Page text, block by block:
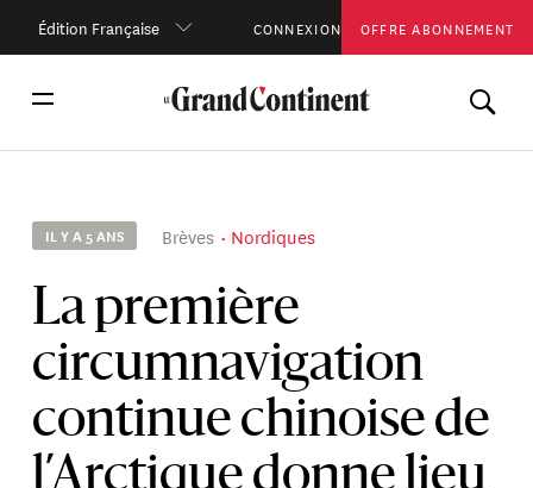
Édition Française CONNEXION OFFRE ABONNEMENT
IL Y A 5 ANS Brèves Nordiques
La première
circumnavigation
continue chinoise de